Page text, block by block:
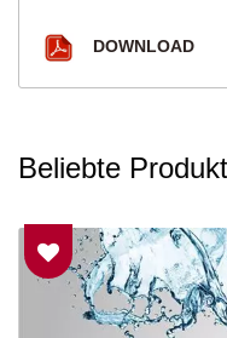
DOWNLOAD
Beliebte